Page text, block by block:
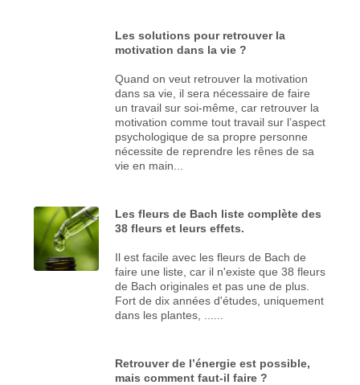
Les solutions pour retrouver la
motivation dans la vie ?
Quand on veut retrouver la motivation
dans sa vie, il sera nécessaire de faire
un travail sur soi-même, car retrouver la
motivation comme tout travail sur l’aspect
psychologique de sa propre personne
nécessite de reprendre les rênes de sa
vie en main...
Les fleurs de Bach liste complète des
38 fleurs et leurs effets.
Il est facile avec les fleurs de Bach de
faire une liste, car il n'existe que 38 fleurs
de Bach originales et pas une de plus.
Fort de dix années d'études, uniquement
dans les plantes, ......
Retrouver de l’énergie est possible,
mais comment faut-il faire ?